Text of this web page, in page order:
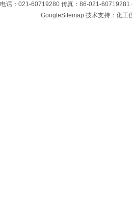
电话：021-60719280 传真：86-021-
GoogleSitemap技术支持：化工